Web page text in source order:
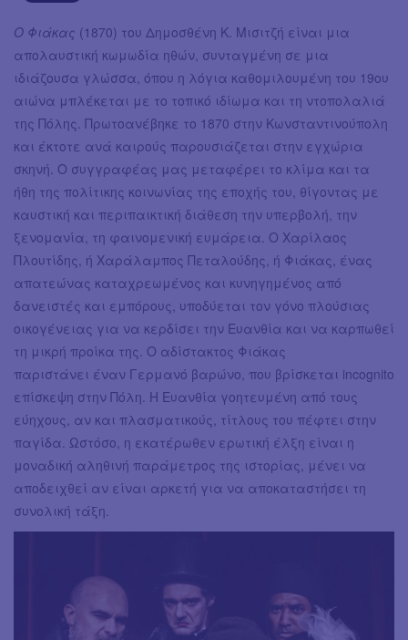
Ο Φιάκας (1870) του Δημοσθένη Κ. Μισιτζή είναι μια
απολαυστική κωμωδία ηθών, συνταγμένη σε μια
ιδιάζουσα γλώσσα, όπου η λόγια καθομιλουμένη του 19ου
αιώνα μπλέκεται με το τοπικό ιδίωμα και τη ντοπολαλιά
της Πόλης. Πρωτοανέβηκε το 1870 στην Κωνσταντινούπολη
και έκτοτε ανά καιρούς παρουσιάζεται στην εγχώρια
σκηνή. Ο συγγραφέας μας μεταφέρει το κλίμα και τα
ήθη της πολίτικης κοινωνίας της εποχής του, θίγοντας με
καυστική και περιπαικτική διάθεση την υπερβολή, την
ξενομανία, τη φαινομενική ευμάρεια. Ο Χαρίλαος
Πλουτίδης, ή Χαράλαμπος Πεταλούδης, ή Φιάκας, ένας
απατεώνας καταχρεωμένος και κυνηγημένος από
δανειστές και εμπόρους, υποδύεται τον γόνο πλούσιας
οικογένειας για να κερδίσει την Ευανθία και να καρπωθεί
τη μικρή προίκα της. Ο αδίστακτος Φιάκας
παριστάνει έναν Γερμανό βαρώνο, που βρίσκεται incognito
επίσκεψη στην Πόλη. Η Ευανθία γοητευμένη από τους
εύηχους, αν και πλασματικούς, τίτλους του πέφτει στην
παγίδα. Ωστόσο, η εκατέρωθεν ερωτική έλξη είναι η
μοναδική αληθινή παράμετρος της ιστορίας, μένει να
αποδειχθεί αν είναι αρκετή για να αποκαταστήσει τη
συνολική τάξη.